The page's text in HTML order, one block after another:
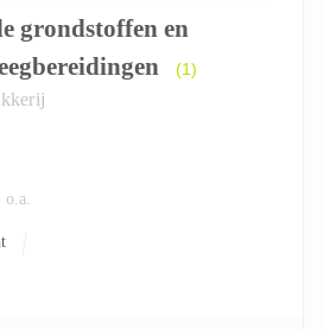
grondstoffen en
(1)